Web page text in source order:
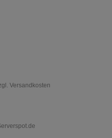
Versandkosten